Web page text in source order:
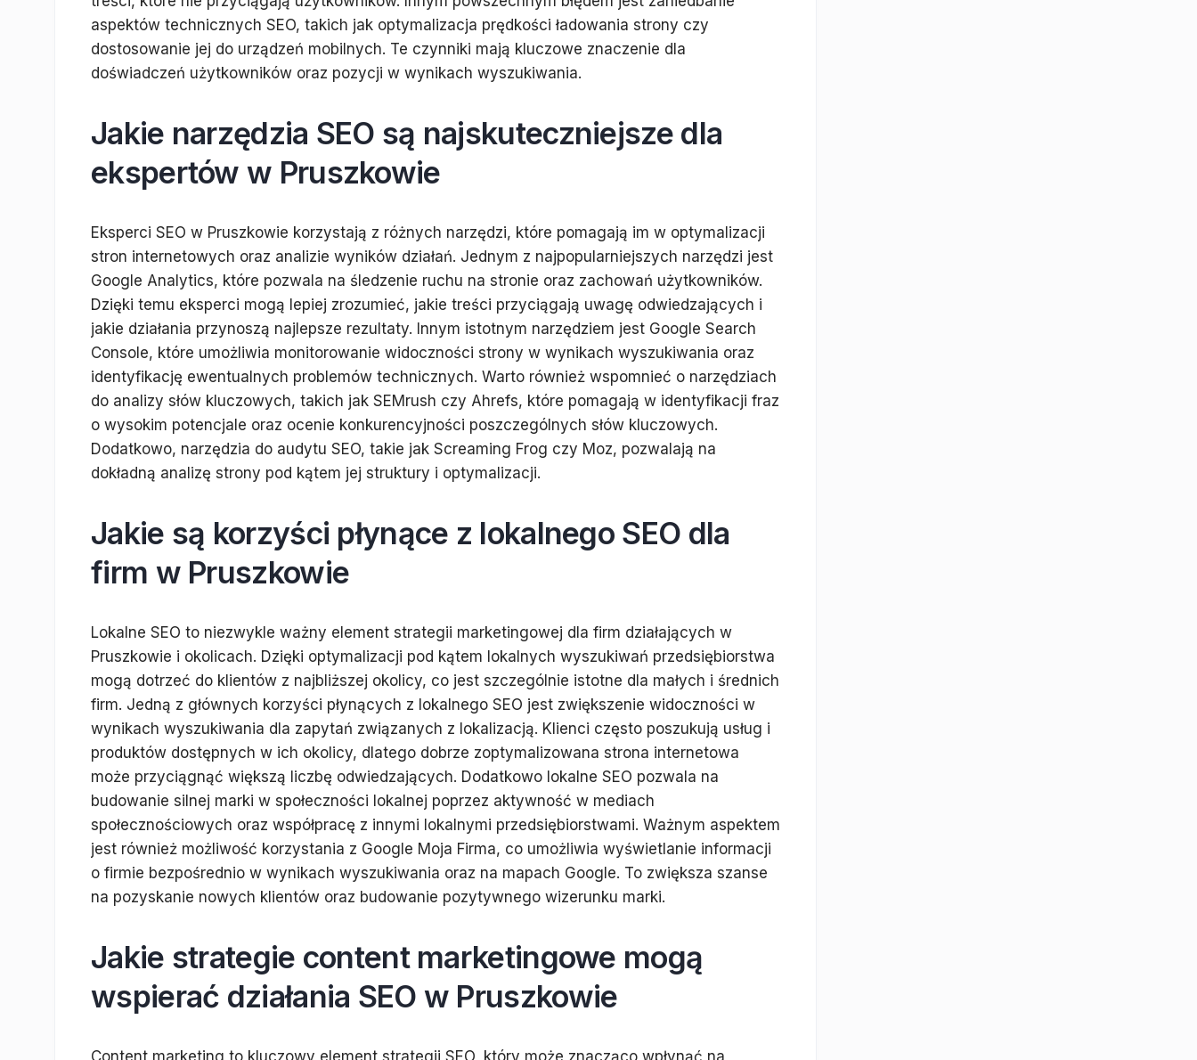
aspektów technicznych SEO, takich jak optymalizacja prędkości ładowania strony czy
dostosowanie jej do urządzeń mobilnych. Te czynniki mają kluczowe znaczenie dla
doświadczeń użytkowników oraz pozycji w wynikach wyszukiwania.
Jakie narzędzia SEO są najskuteczniejsze dla
ekspertów w Pruszkowie
Eksperci SEO w Pruszkowie korzystają z różnych narzędzi, które pomagają im w optymalizacji
stron internetowych oraz analizie wyników działań. Jednym z najpopularniejszych narzędzi jest
Google Analytics, które pozwala na śledzenie ruchu na stronie oraz zachowań użytkowników.
Dzięki temu eksperci mogą lepiej zrozumieć, jakie treści przyciągają uwagę odwiedzających i
jakie działania przynoszą najlepsze rezultaty. Innym istotnym narzędziem jest Google Search
Console, które umożliwia monitorowanie widoczności strony w wynikach wyszukiwania oraz
identyfikację ewentualnych problemów technicznych. Warto również wspomnieć o narzędziach
do analizy słów kluczowych, takich jak SEMrush czy Ahrefs, które pomagają w identyfikacji fraz
o wysokim potencjale oraz ocenie konkurencyjności poszczególnych słów kluczowych.
Dodatkowo, narzędzia do audytu SEO, takie jak Screaming Frog czy Moz, pozwalają na
dokładną analizę strony pod kątem jej struktury i optymalizacji.
Jakie są korzyści płynące z lokalnego SEO dla
firm w Pruszkowie
Lokalne SEO to niezwykle ważny element strategii marketingowej dla firm działających w
Pruszkowie i okolicach. Dzięki optymalizacji pod kątem lokalnych wyszukiwań przedsiębiorstwa
mogą dotrzeć do klientów z najbliższej okolicy, co jest szczególnie istotne dla małych i średnich
firm. Jedną z głównych korzyści płynących z lokalnego SEO jest zwiększenie widoczności w
wynikach wyszukiwania dla zapytań związanych z lokalizacją. Klienci często poszukują usług i
produktów dostępnych w ich okolicy, dlatego dobrze zoptymalizowana strona internetowa
może przyciągnąć większą liczbę odwiedzających. Dodatkowo lokalne SEO pozwala na
budowanie silnej marki w społeczności lokalnej poprzez aktywność w mediach
społecznościowych oraz współpracę z innymi lokalnymi przedsiębiorstwami. Ważnym aspektem
jest również możliwość korzystania z Google Moja Firma, co umożliwia wyświetlanie informacji
o firmie bezpośrednio w wynikach wyszukiwania oraz na mapach Google. To zwiększa szanse
na pozyskanie nowych klientów oraz budowanie pozytywnego wizerunku marki.
Jakie strategie content marketingowe mogą
wspierać działania SEO w Pruszkowie
Content marketing to kluczowy element strategii SEO, który może znacząco wpłynąć na